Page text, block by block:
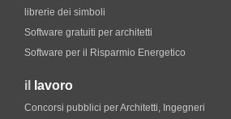
librerie dei simboli
Software gratuiti per architetti
Software per il Risparmio Energetico
il lavoro
Concorsi pubblici per Architetti, Ingegneri